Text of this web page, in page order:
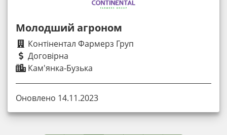
Молодший агроном
Контінентал Фармерз Груп
Договірна
Кам'янка-Бузька
Оновлено 14.11.2023